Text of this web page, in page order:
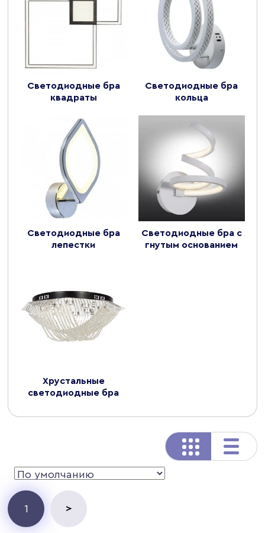
Светодиодные бра
квадраты
Светодиодные бра
кольца
Светодиодные бра
лепестки
Светодиодные бра с
гнутым основанием
Хрустальные
светодиодные бра
1 >